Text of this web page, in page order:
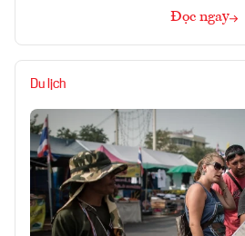
Đọc ngay
Du lịch